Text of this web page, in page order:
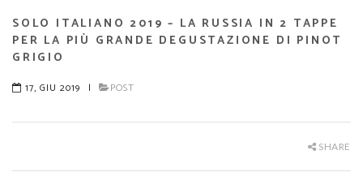
SOLO ITALIANO 2019 – LA RUSSIA IN 2 TAPPE
PER LA PIÙ GRANDE DEGUSTAZIONE DI PINOT
GRIGIO
17, GIU 2019 | POST
SHARE